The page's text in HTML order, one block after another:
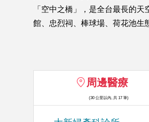
「空中之橋」，是全台最長的
館、忠烈祠、棒球場、荷花池生
周邊醫療
(30 公里以內, 共 17 筆)